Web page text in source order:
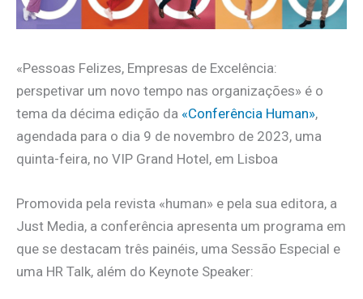
«Pessoas Felizes, Empresas de Excelência:
perspetivar um novo tempo nas organizações» é o
tema da décima edição da «Conferência Human»,
agendada para o dia 9 de novembro de 2023, uma
quinta-feira, no VIP Grand Hotel, em Lisboa
Promovida pela revista «human» e pela sua editora, a
Just Media, a conferência apresenta um programa em
que se destacam três painéis, uma Sessão Especial e
uma HR Talk, além do Keynote Speaker: